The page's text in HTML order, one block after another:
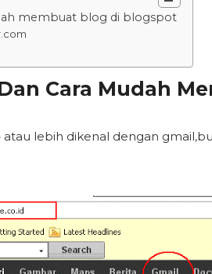
membuat blog di blogspot
Cara Mudah
atau lebih dikenal dengan